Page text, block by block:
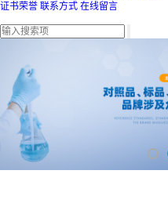
证书荣誉 联系方式 在线留言